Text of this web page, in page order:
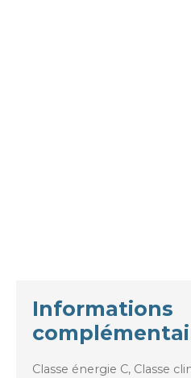
Informations
Classe énergie C, Classe